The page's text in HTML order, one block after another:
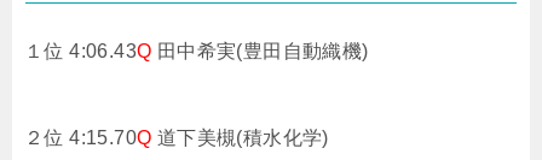
１位 4:06.43Q 田中希実(豊田自動織機)
２位 4:15.70Q 道下美槻(積水化学)